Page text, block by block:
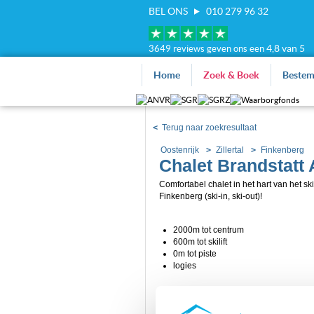
BEL ONS 010 279 96 32
3649 reviews geven ons een 4,8 van 5
Home Zoek & Boek
<Terug naar zoekresultaat
Oostenrijk Zillertal Finkenberg
Chalet Brandstatt
Comfortabel chalet in het hart van het
Finkenberg (ski-in, ski-out)!
2000m tot centrum
600m tot skilift
0m tot piste
logies